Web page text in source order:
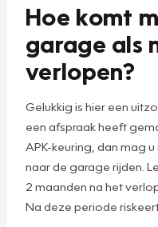
Hoe komt
garage als
verlopen?
Gelukkig is hier een
een afspraak heeft
APK-keuring, dan mag
naar de garage rijden.
2 maanden na het
Na deze periode